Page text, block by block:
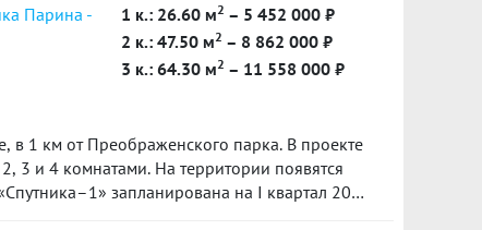
— расскажу подробности. ID объекта в
Парина -
1 к.: 26.60 м2 – 5 452 000 ₽
2 к.: 47.50 м2 – 8 862 000 ₽
3 к.: 64.30 м2 – 11 558 000 ₽
в 1 км от Преображенского парка. В проекте
3 и 4 комнатами. На территории появятся
запланирована на I квартал 2025